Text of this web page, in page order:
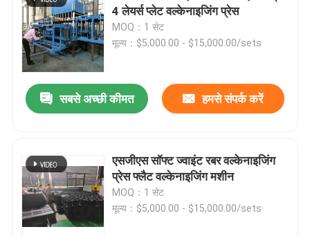
4 लेयर्स प्लेट वल्केनाइजिंग प्रेस
MOQ：1 सेट
मूल्य：$5,000.00 - $15,000.00/sets
सबसे अच्छी कीमत हमसे संपर्क करें
एसजीएस सॉफ्ट ज्वाइंट रबर वल्केनाइजिंग
प्रेस फ्लैट वल्केनाइजिंग मशीन
MOQ：1 सेट
मूल्य：$5,000.00 - $15,000.00/sets